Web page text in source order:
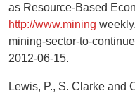
as Resource-Based
http://www.mining
mining-sector-to-
2012-06-15.
Lewis, P., S. Clarke and